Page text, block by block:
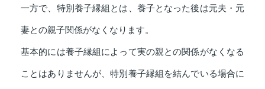
一方で、特別養子縁組とは、養子となった後は元夫・元
妻との親子関係がなくなります。
基本的には養子縁組によって実の親との関係がなくなる
ことはありませんが、特別養子縁組を結んでいる場合に